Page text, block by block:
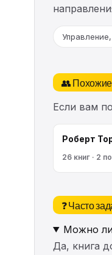
👥
Если вам
Роберт
26 книг · 2
❓ Часто
Можно ли
Да, книга